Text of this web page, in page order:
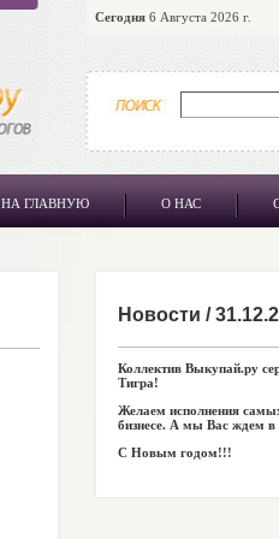
Сегодня6 Августа 2026 г.
НА ГЛАВНУЮ О НАС
Новости /
Коллектив Выкупай.ру
Тигра!
Желаем исполнения
бизнесе. А мы Вас ждем в
С Новым годом!!!